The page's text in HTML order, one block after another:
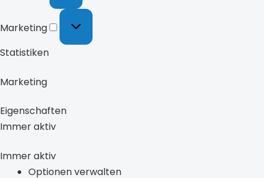
Marketing
Statistiken
Marketing
Eigenschaften
Immer aktiv
Immer aktiv
Optionen verwalten